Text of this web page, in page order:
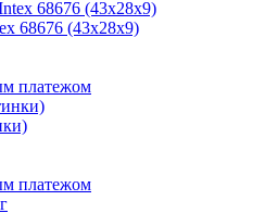
68676 (43х28х9)
платежом
платежом